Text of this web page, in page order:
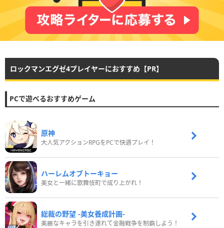
ロックマンエグゼ4プレイヤーにおすすめ【PR】
PCで遊べるおすすめゲーム
原神
大人気アクションRPGをPCで快適プレイ！
ハーレムオブトーキョー
美女と一緒に歌舞伎町で成り上がれ！
総裁の野望 -美女養成計画-
美麗なキャラを引き連れて金融戦争を制覇しよう！